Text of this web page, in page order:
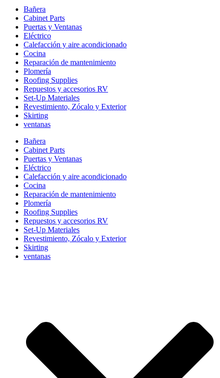
Bañera
Cabinet Parts
Puertas y Ventanas
Eléctrico
Calefacción y aire acondicionado
Cocina
Reparación de mantenimiento
Plomería
Roofing Supplies
Repuestos y accesorios RV
Set-Up Materiales
Revestimiento, Zócalo y Exterior
Skirting
ventanas
Bañera
Cabinet Parts
Puertas y Ventanas
Eléctrico
Calefacción y aire acondicionado
Cocina
Reparación de mantenimiento
Plomería
Roofing Supplies
Repuestos y accesorios RV
Set-Up Materiales
Revestimiento, Zócalo y Exterior
Skirting
ventanas